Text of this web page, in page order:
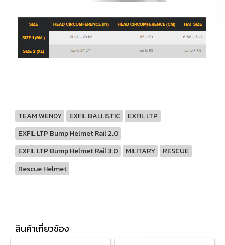
TEAM WENDY EXFIL BALLISTIC
EXFIL LTP
EXFIL LTP Bump Helmet Rail 2.0
EXFIL LTP Bump Helmet Rail 3.0
MILITARY
RESCUE
Rescue Helmet
สินค้าเกี่ยวข้อง